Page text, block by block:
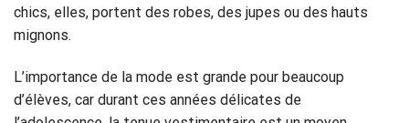
chics, elles, portent des robes, des jupes ou des hauts
mignons.
L’importance de la mode est grande pour beaucoup
d’élèves, car durant ces années délicates de